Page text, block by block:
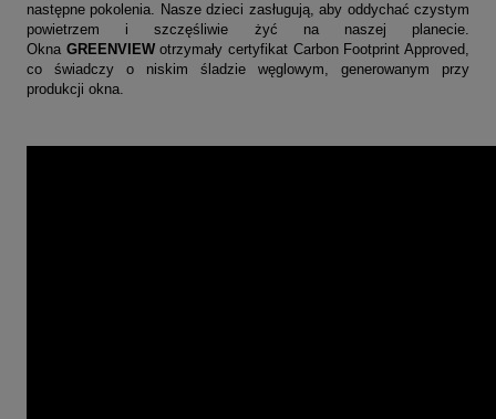
następne pokolenia. Nasze dzieci zasługują, aby oddychać czystym
powietrzem i szczęśliwie żyć na naszej planecie.
Okna GREENVIEWotrzymałycertyfikat Carbon Footprint Approved,
co świadczy o niskim śladzie węglowym, generowanym przy
produkcji okna.